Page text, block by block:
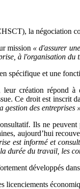
la négociation
mission « d'assurer
à l'organisation
spécifique et une
leur création répond
Ce droit est inscrit
des entreprises
Ils ne
aujourd’hui
est informé et
durée du travail, les
développés
licenciements